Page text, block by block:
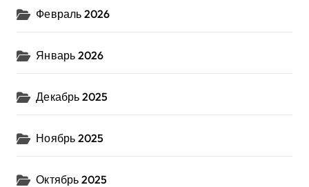
Февраль 2026
Январь 2026
Декабрь 2025
Ноябрь 2025
Октябрь 2025